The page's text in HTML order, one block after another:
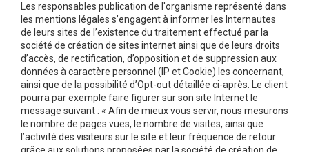
Les responsables publication de l'organisme représenté dans
les mentions légales s’engagent à informer les Internautes
de leurs sites de l’existence du traitement effectué par la
société de création de sites internet ainsi que de leurs droits
d’accès, de rectification, d’opposition et de suppression aux
données à caractère personnel (IP et Cookie) les concernant,
ainsi que de la possibilité d’Opt-out détaillée ci-après. Le client
pourra par exemple faire figurer sur son site Internet le
message suivant : « Afin de mieux vous servir, nous mesurons
le nombre de pages vues, le nombre de visites, ainsi que
l’activité des visiteurs sur le site et leur fréquence de retour